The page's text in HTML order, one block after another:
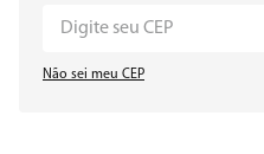
Não sei meu CEP